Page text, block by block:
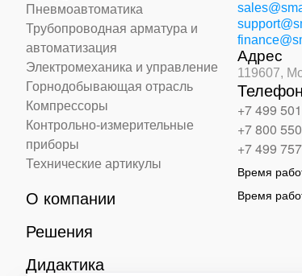
Пневмоавтоматика
Трубопроводная арматура и
автоматизация
Электромеханика и управление
Горнодобывающая отрасль
Компрессоры
Контрольно-измерительные
приборы
Технические артикулы
О компании
Решения
Дидактика
Адрес
119607,
Телефон
+7 499
+7 800
+7 499
Время
Время